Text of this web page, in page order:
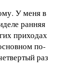
У меня в
ранняя
приходах
по-
раз